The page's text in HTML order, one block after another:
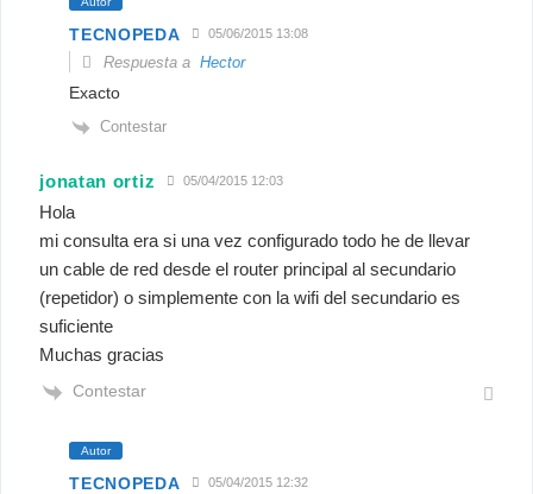
TECNOPEDA 05/06/2015 13:08
Respuesta aHector
Exacto
Contestar
jonatan ortiz 05/04/2015 12:03
Hola
mi consulta era si una vez configurado todo he de llevar
un cable de red desde el router principal al secundario
(repetidor) o simplemente con la wifi del secundario es
suficiente
Muchas gracias
Contestar
Autor
TECNOPEDA 05/04/2015 12:32